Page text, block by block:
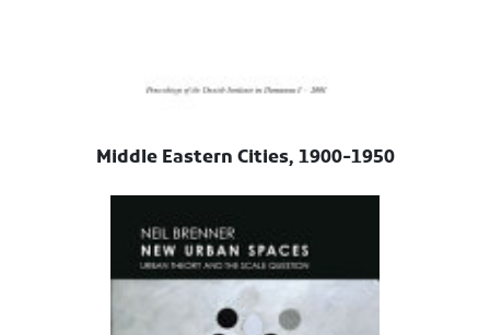
Middle Eastern Cities, 1900-1950